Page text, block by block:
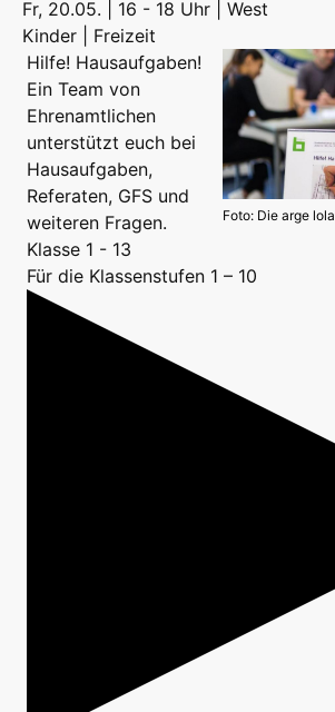
Fr, 20.05. | 16 - 18 Uhr | West
Kinder | Freizeit
Foto: Die arge lola
Hilfe! Hausaufgaben!
Ein Team von
Ehrenamtlichen
unterstützt euch bei
Hausaufgaben,
Referaten, GFS und
weiteren Fragen.
Klasse 1 - 13
Für die Klassenstufen 1 – 10